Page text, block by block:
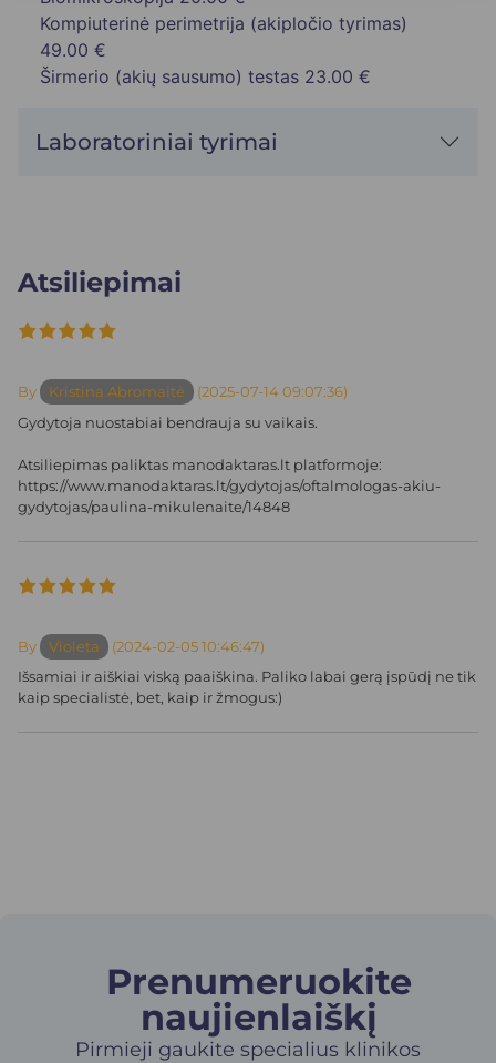
Kompiuterinė perimetrija (akipločio tyrimas)
49.00 €
Širmerio (akių sausumo) testas 23.00 €
Laboratoriniai tyrimai
Atsiliepimai
By Kristina Abromaitė
(2025-07-14 09:07:36)
Gydytoja nuostabiai bendrauja su vaikais.
Atsiliepimas paliktas manodaktaras.lt platformoje:
https://www.manodaktaras.lt/gydytojas/oftalmologas-akiu-
gydytojas/paulina-mikulenaite/14848
By Violeta
(2024-02-05 10:46:47)
Išsamiai ir aiškiai viską paaiškina. Paliko labai gerą įspūdį ne tik
kaip specialistė, bet, kaip ir žmogus:)
Prenumeruokite
naujienlaiškį​
Pirmieji gaukite specialius klinikos